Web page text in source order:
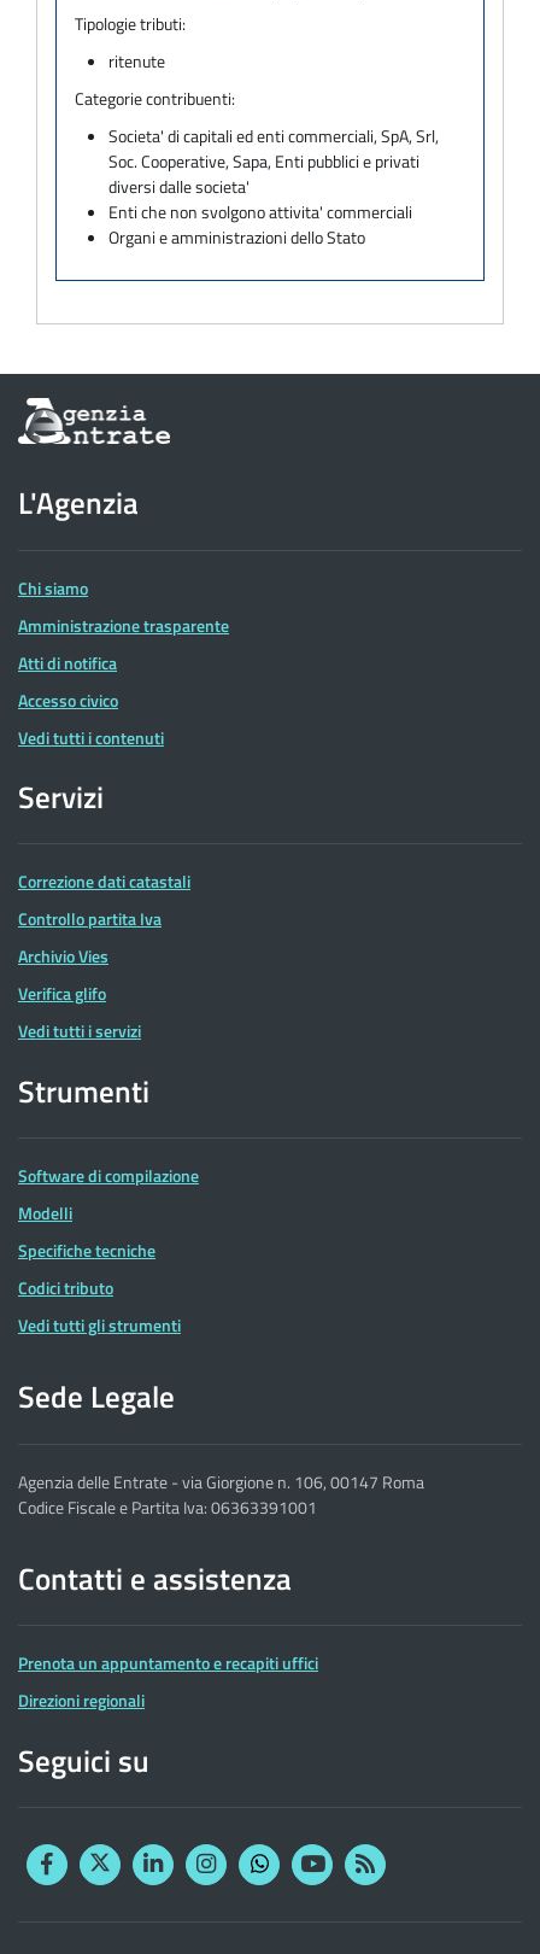
Tipologie tributi:
ritenute
Categorie contribuenti:
Societa' di capitali ed enti commerciali, SpA, Srl,
Soc. Cooperative, Sapa, Enti pubblici e privati
diversi dalle societa'
Enti che non svolgono attivita' commerciali
Organi e amministrazioni dello Stato
Informazioni
sul
dell'Agenzia
delle
Entrate
L'Agenzia
Chi siamo
Amministrazione trasparente
Atti di notifica
Accesso civico
Vedi tutti i contenuti
Servizi
Correzione dati catastali
Controllo partita Iva
Archivio Vies
Verifica glifo
Vedi tutti i servizi
Strumenti
Software di compilazione
Modelli
Specifiche tecniche
Codici tributo
Vedi tutti gli strumenti
Sede Legale
Agenzia delle Entrate - via Giorgione n. 106, 00147 Roma
Codice Fiscale e Partita Iva: 06363391001
Contatti e assistenza
Prenota un appuntamento e recapiti uffici
Direzioni regionali
Seguici su
FacebookTwitterLinkedinInstagram
YouTubeRSS